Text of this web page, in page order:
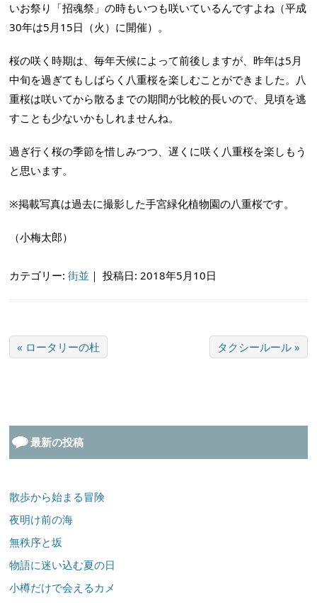
いお祭り「招魂祭」の時もいつも咲いているんですよね（平成
30年は5月15日（火）に開催）。
桜の咲く時期は、毎年天候によって前後しますが、昨年は5月
中旬を過ぎてもしばらく八重桜を楽しむことができました。八
重桜は咲いてから散るまでの期間が比較的長いので、見頃を逃
すことも少ないかもしれませんね。
過ぎ行く桜の季節を惜しみつつ、遅くに咲く八重桜を楽しもう
と思います。
※掲載写真は過去に撮影した手宮緑化植物園の八重桜です。
（小梅太郎）
カテゴリー:街並 ｜投稿日: 2018年5月10日
« ロータリーの杜 タクシールール »
最新の投稿
散歩から始まる冒険
夜明け前の海
無秩序と坂
物語に迷い込む夏の日
小樽だけで会えるカメ